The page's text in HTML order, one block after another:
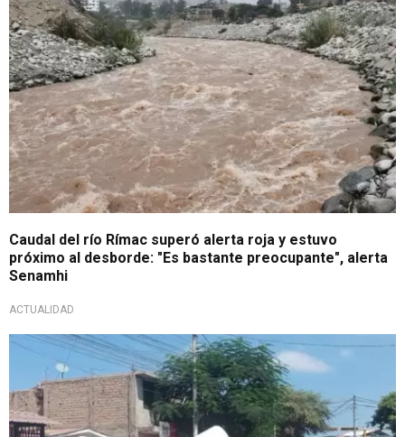
Caudal del río Rímac superó alerta roja y estuvo
próximo al desborde: "Es bastante preocupante", alerta
Senamhi
ACTUALIDAD
Hacen pedido a las autoridades